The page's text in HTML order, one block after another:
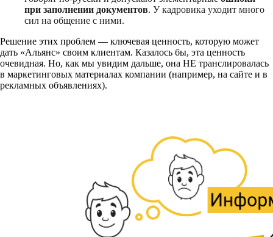
при заполнении документов. У кадровика уходит много
сил на общение с ними.
Решение этих проблем — ключевая ценность, которую может
дать «Альянс» своим клиентам. Казалось бы, эта ценность
очевидная. Но, как мы увидим дальше, она НЕ транслировалась
в маркетинговых материалах компании (например, на сайте и в
рекламных объявлениях).